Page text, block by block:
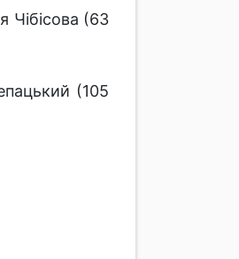
Чібісова (63
(105